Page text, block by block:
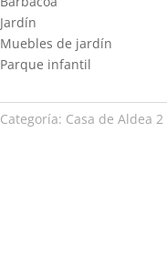
Jardín
Muebles de jardín
Parque infantil
Categoría: Casa de Aldea 2